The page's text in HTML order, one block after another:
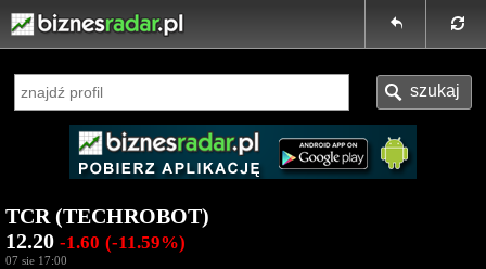
TCR (TECHROBOT)
12.20 -1.60 (-11.59%)
07 sie 17:00